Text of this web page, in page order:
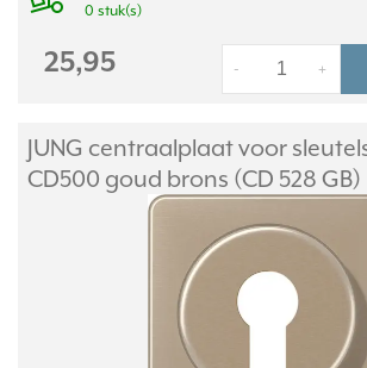
0 stuk(s)
25,95 +
-
JUNG centraalplaat voor
CD500 goud brons (CD 528 GB)